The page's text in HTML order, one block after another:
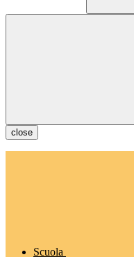
close
Scuola